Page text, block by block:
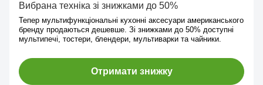
Вибрана техніка зі знижками до 50%
Тепер мультифункціональні кухонні аксесуари американського
бренду продаються дешевше. Зі знижками до 50% доступні
мультипечі, тостери, блендери, мультиварки та чайники.
Отримати знижку